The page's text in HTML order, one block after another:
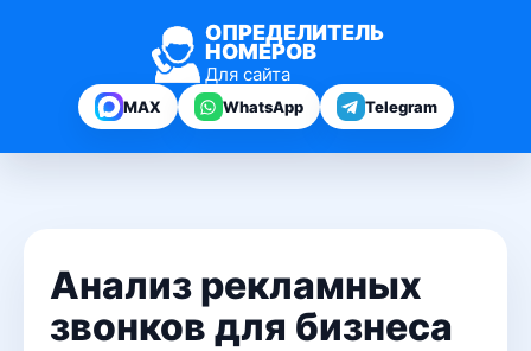
ОПРЕДЕЛИТЕЛЬ
НОМЕРОВ
Для сайта
MAX WhatsApp Telegram
Анализ рекламных
звонков для бизнеса